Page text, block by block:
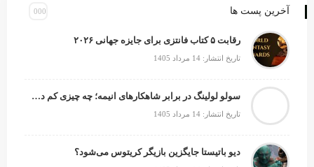
آخرین پست ها
رقابت ۵ کتاب فانتزی برای جایزه جهانی ۲۰۲۶
تاریخ انتشار: 14 مرداد 1405
سولو لولینگ در برابر شاهکارهای انیمه؛ چه چیزی کم دارد؟
تاریخ انتشار: 14 مرداد 1405
دیو باتیستا جایگزین بازیگر کریتوس می‌شود؟